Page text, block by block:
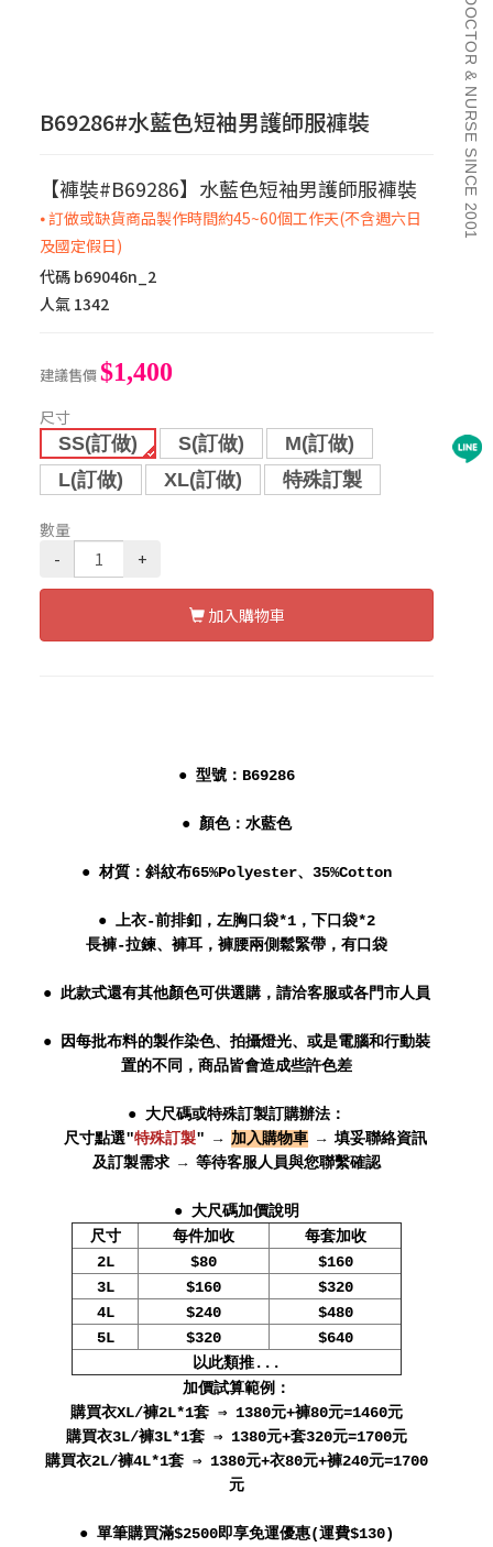
B69286#水藍色短袖男護師服褲裝
【褲裝#B69286】水藍色短袖男護師服褲裝
⦁ 訂做或缺貨商品製作時間約45~60個工作天(不含週六日
及國定假日)
代碼 b69046n_2
人氣 1342
建議售價$1,400
尺寸
SS(訂做)
S(訂做)
M(訂做)
L(訂做)
XL(訂做) 特殊訂製
數量
-
+
加入購物車
● 型號：B69286
● 顏色：水藍色
● 材質：斜紋布65%Polyester、35%Cotton
● 上衣-前排釦，左胸口袋*1，下口袋*2
長褲-拉鍊、褲耳，褲腰兩側鬆緊帶，有口袋
● 此款式還有其他顏色可供選購，請洽客服或各門市人員
● 因每批布料的製作染色、拍攝燈光、或是電腦和行動裝
置的不同，商品皆會造成些許色差
● 大尺碼或特殊訂製訂購辦法：
尺寸點選"特殊訂製" → 加入購物車 → 填妥聯絡資訊
及訂製需求 → 等待客服人員與您聯繫確認
● 大尺碼加價說明
尺寸
每件加收
每套加收
2L
$80
$160
3L
$160
$320
4L
$240
$480
5L
$320
$640
以此類推...
加價試算範例：
購買衣XL/褲2L*1套 ⇒ 1380元+褲80元=1460元
購買衣3L/褲3L*1套 ⇒ 1380元+套320元=1700元
購買衣2L/褲4L*1套 ⇒ 1380元+衣80元+褲240元=1700
元
● 單筆購買滿$2500即享免運優惠(運費$130)
DOCTOR & NURSE SINCE 2001